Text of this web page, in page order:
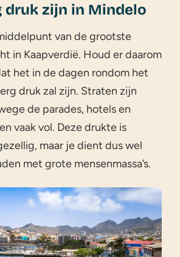
druk zijn in Mindelo
van de grootste
in Kaapverdië. Houd er daarom
het in de dagen rondom het
druk zal zijn. Straten zijn
de parades, hotels en
vaak vol. Deze drukte is
maar je dient dus wel
met grote mensenmassa’s.